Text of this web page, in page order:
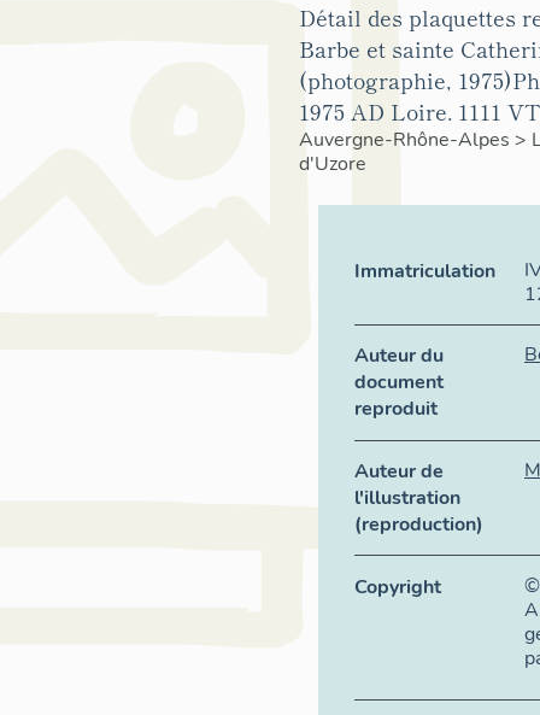
Détail des plaquettes
Barbe et sainte
(photographie,
1975 AD Loire. 1111
Auvergne-Rhône-Alpes >
d'Uzore
Immatriculation
Auteur du
document
reproduit
Auteur de
l'illustration
(reproduction)
Copyright
©